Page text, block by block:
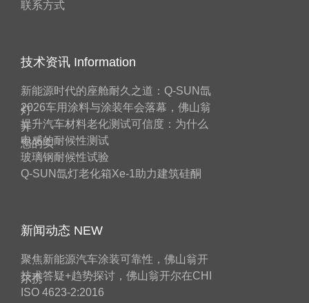
联系方式
技术资讯 Information
新能源时代的座舱耐久之道：Q-SUN氙
灯
2026车用涂料与涂装年会落幕，佛山翁
开
提升汽车材料老化测试可信度：为什么
您的实
电感的耐候性测试
玻璃钢耐候性试验
Q-SUN氙灯老化箱Xe-1助力建筑硅酮
新闻动态 NEW
聚焦新能源汽车涂装可靠性，佛山翁开
尔携
技术答疑+趋势探讨，佛山翁开尔在CHI
ISO 4623-2:2016